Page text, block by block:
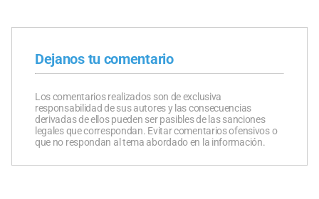
Dejanos tu comentario
Los comentarios realizados son de exclusiva
responsabilidad de sus autores y las consecuencias
derivadas de ellos pueden ser pasibles de las sanciones
legales que correspondan. Evitar comentarios ofensivos o
que no respondan al tema abordado en la información.